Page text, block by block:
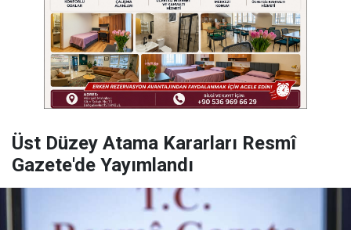
Üst Düzey Atama Kararları Resmî
Gazete'de Yayımlandı